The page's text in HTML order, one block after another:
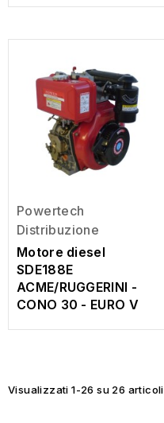
Powertech
Distribuzione
Motore diesel
SDE188E
ACME/RUGGERINI -
CONO 30 - EURO V
Visualizzati 1-26 su 26 articoli